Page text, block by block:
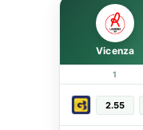
Vicenza
1
2.55